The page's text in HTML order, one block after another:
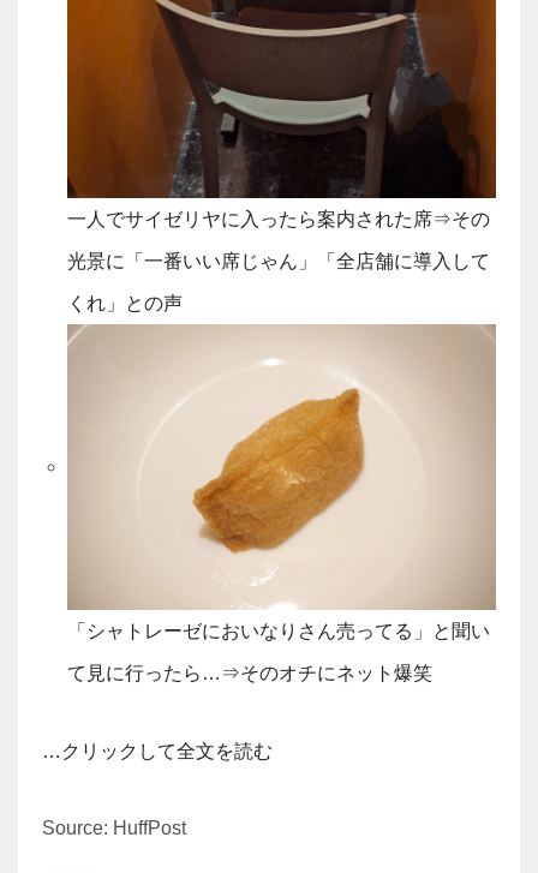
一人でサイゼリヤに入ったら案内された席⇒その
光景に「一番いい席じゃん」「全店舗に導入して
くれ」との声
「シャトレーゼにおいなりさん売ってる」と聞い
て見に行ったら…⇒そのオチにネット爆笑
…クリックして全文を読む
Source: HuffPost